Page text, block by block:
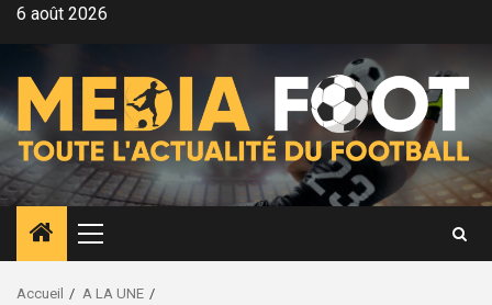
Aller6 août 2026
Menu
principal
Accueil
A LA UNE